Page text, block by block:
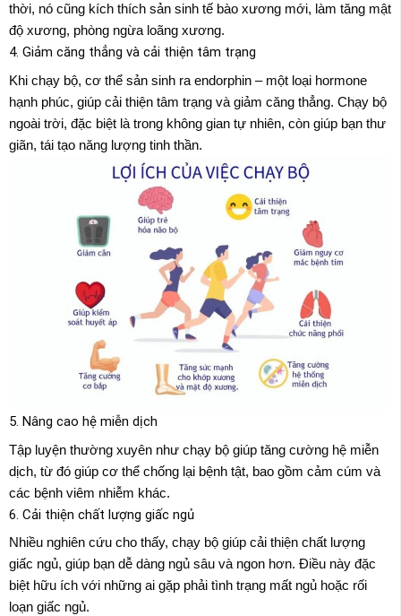
thời, nó cũng kích thích sản sinh tế bào xương mới, làm tăng mật
độ xương, phòng ngừa loãng xương.
4. Giảm căng thẳng và cải thiện tâm trạng
Khi chạy bộ, cơ thể sản sinh ra endorphin – một loại hormone
hạnh phúc, giúp cải thiện tâm trạng và giảm căng thẳng. Chạy bộ
ngoài trời, đặc biệt là trong không gian tự nhiên, còn giúp bạn thư
giãn, tái tạo năng lượng tinh thần.
5. Nâng cao hệ miễn dịch
Tập luyện thường xuyên như chạy bộ giúp tăng cường hệ miễn
dịch, từ đó giúp cơ thể chống lại bệnh tật, bao gồm cảm cúm và
các bệnh viêm nhiễm khác.
6. Cải thiện chất lượng giấc ngủ
Nhiều nghiên cứu cho thấy, chạy bộ giúp cải thiện chất lượng
giấc ngủ, giúp bạn dễ dàng ngủ sâu và ngon hơn. Điều này đặc
biệt hữu ích với những ai gặp phải tình trạng mất ngủ hoặc rối
loạn giấc ngủ.